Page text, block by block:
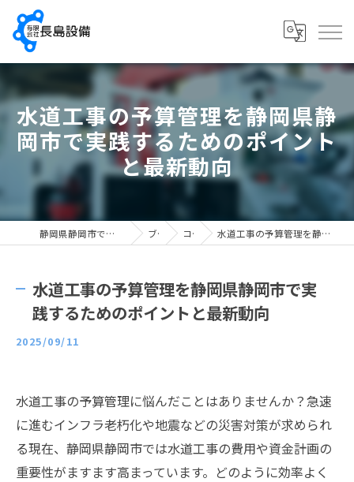
水道工事の予算管理を静岡県静
岡市で実践するためのポイント
と最新動向
静岡県静岡市で配管工の求人なら有限会社長島設備 ブログ コラム 水道工事の予算管理を静岡県静岡市で実践するためのポイントと最新動向
水道工事の予算管理を静岡県静岡市で実
践するためのポイントと最新動向
2025/09/11
水道工事の予算管理に悩んだことはありませんか？急速
に進むインフラ老朽化や地震などの災害対策が求められ
る現在、静岡県静岡市では水道工事の費用や資金計画の
重要性がますます高まっています。どのように効率よく